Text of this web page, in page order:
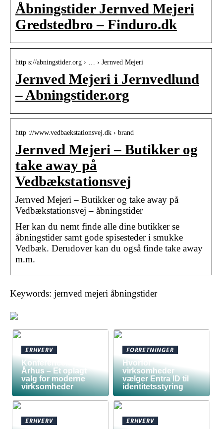
Åbningstider Jernved Mejeri
Gredstedbro – Finduro.dk
http s://abningstider.org › … › Jernved Mejeri
Jernved Mejeri i Jernvedlund
– Abningstider.org
http ://www.vedbaekstationsvej.dk › brand
Jernved Mejeri – Butikker og
take away på
Vedbækstationsvej
Jernved Mejeri – Butikker og take away på
Vedbækstationsvej – åbningstider
Her kan du nemt finde alle dine butikker se
åbningstider samt gode spisesteder i smukke
Vedbæk. Derudover kan du også finde take away
m.m.
Keywords: jernved mejeri åbningstider
ERHVERV
Konferencelokaler
Århus – Et oplagt
valg for moderne
virksomheder
FORRETNINGER
Hvorfor
virksomheder
vælger Entra ID til
identitetsstyring
ERHVERV ERHVERV